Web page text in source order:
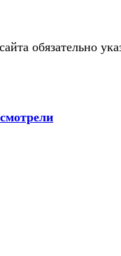
обязательно